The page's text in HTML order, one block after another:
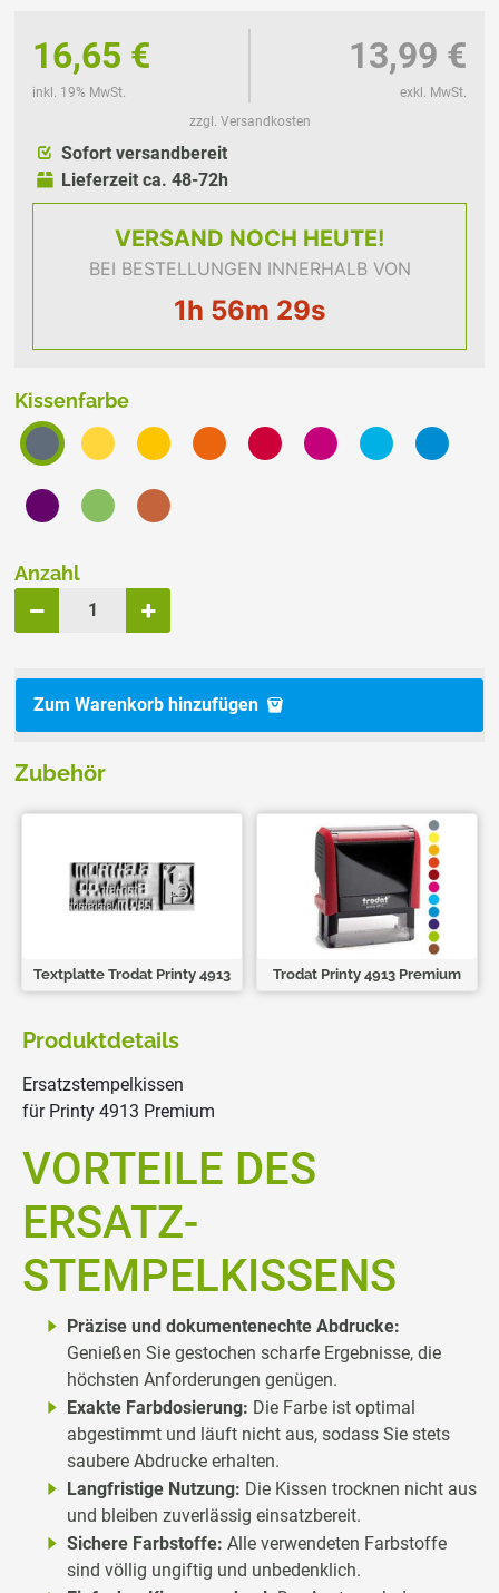
16,65 €
inkl. 19% MwSt.
13,99 €
exkl. MwSt.
zzgl. Versandkosten
Sofort versandbereit
Lieferzeit ca. 48-72h
VERSAND NOCH HEUTE!
BEI BESTELLUNGEN INNERHALB VON
1h 56m 28s
Kissenfarbe
Anzahl
Zum Warenkorb hinzufügen
Zubehör
Textplatte Trodat Printy 4913 Trodat Printy 4913 Premium
Produktdetails
Ersatzstempelkissen
für Printy 4913 Premium
VORTEILE DES
ERSATZ-
STEMPELKISSENS
Präzise und dokumentenechte Abdrucke:
Genießen Sie gestochen scharfe Ergebnisse, die
höchsten Anforderungen genügen.
Exakte Farbdosierung: Die Farbe ist optimal
abgestimmt und läuft nicht aus, sodass Sie stets
saubere Abdrucke erhalten.
Langfristige Nutzung: Die Kissen trocknen nicht aus
und bleiben zuverlässig einsatzbereit.
Sichere Farbstoffe: Alle verwendeten Farbstoffe
sind völlig ungiftig und unbedenklich.